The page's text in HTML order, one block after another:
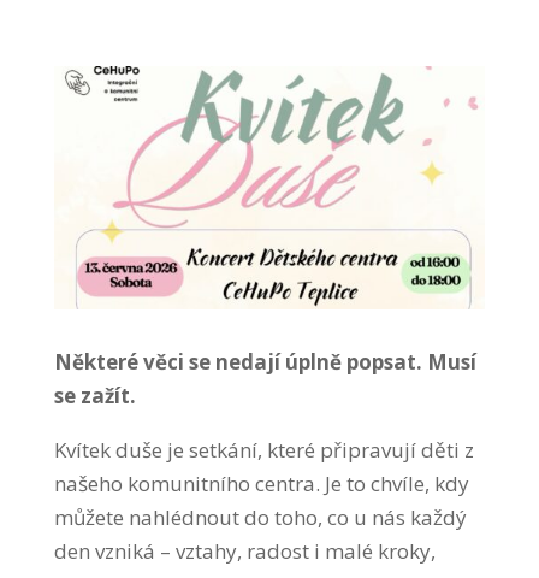
Některé věci se nedají úplně popsat. Musí
se zažít.
Kvítek duše je setkání, které připravují děti z
našeho komunitního centra. Je to chvíle, kdy
můžete nahlédnout do toho, co u nás každý
den vzniká – vztahy, radost i malé kroky,